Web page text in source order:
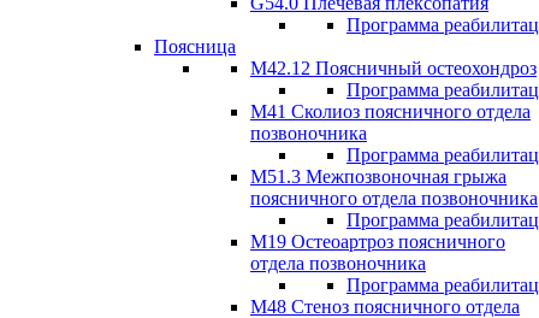
Программа
Поясница
М42.12 Поясничный остеохондроз
Программа
М41 Сколиоз поясничного отдела
позвоночника
Программа
M51.3 Межпозвоночная грыжа
поясничного отдела позвоночника
Программа
М19 Остеоартроз поясничного
отдела позвоночника
Программа
M48 Стеноз поясничного отдела